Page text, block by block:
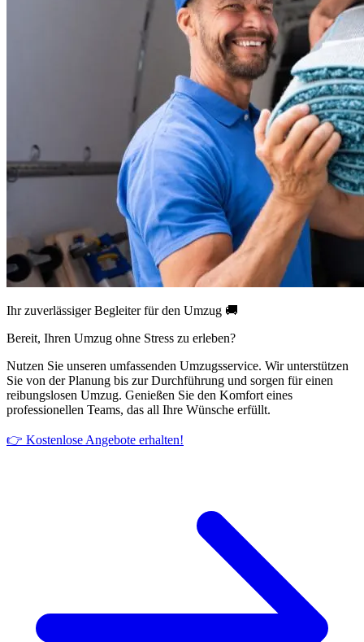
Ihr zuverlässiger Begleiter für den Umzug 🚚
Bereit, Ihren Umzug ohne Stress zu erleben?
Nutzen Sie unseren umfassenden Umzugsservice. Wir unterstützen
Sie von der Planung bis zur Durchführung und sorgen für einen
reibungslosen Umzug. Genießen Sie den Komfort eines
professionellen Teams, das all Ihre Wünsche erfüllt.
👉 Kostenlose Angebote erhalten!